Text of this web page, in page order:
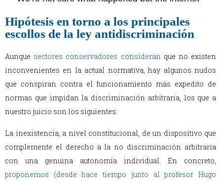
Hipótesis en torno a los principales
escollos de la ley antidiscriminación
Aunque sectores conservadores consideran que no existen
inconvenientes en la actual normativa, hay algunos nudos
que conspiran contra el funcionamiento más expedito de
normas que impidan la discriminación arbitraria, los que a
nuestro juicio son los siguientes:
La inexistencia, a nivel constitucional, de un dispositivo que
complemente el derecho a la no discriminación arbitraria
con una genuina autonomía individual. En concreto,
proponemos (desde hace tiempo junto al profesor Hugo